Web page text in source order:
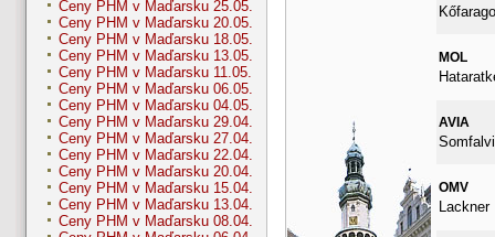
Ceny PHM v Maďarsku 25.05.
Ceny PHM v Maďarsku 20.05.
Ceny PHM v Maďarsku 18.05.
Ceny PHM v Maďarsku 13.05.
Ceny PHM v Maďarsku 11.05.
Ceny PHM v Maďarsku 06.05.
Ceny PHM v Maďarsku 04.05.
Ceny PHM v Maďarsku 29.04.
Ceny PHM v Maďarsku 27.04.
Ceny PHM v Maďarsku 22.04.
Ceny PHM v Maďarsku 20.04.
Ceny PHM v Maďarsku 15.04.
Ceny PHM v Maďarsku 13.04.
Ceny PHM v Maďarsku 08.04.
MOL
AVIA
OMV